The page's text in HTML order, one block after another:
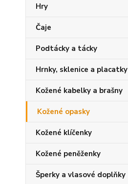
Hry
Čaje
Podtácky a tácky
Hrnky, sklenice a placatky
Kožené kabelky a brašny
Kožené opasky
Kožené klíčenky
Kožené peněženky
Šperky a vlasové doplňky